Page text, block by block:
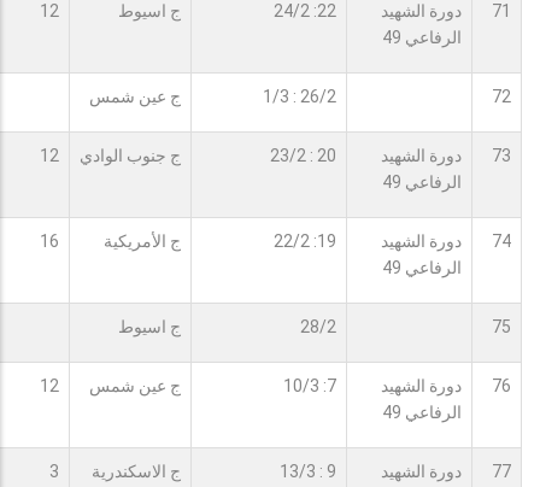
71
دورة الشهيد
الرفاعي 49
22: 24/2 ج اسيوط 12
72
26/2 : 1/3 ج عين شمس
73
دورة الشهيد
الرفاعي 49
20 : 23/2 ج جنوب الوادي 12
74
دورة الشهيد
الرفاعي 49
19: 22/2 ج الأمريكية 16
75
28/2 ج اسيوط
76
دورة الشهيد
الرفاعي 49
7: 10/3 ج عين شمس 12
77
دورة الشهيد
9 : 13/3 ج الاسكندرية 3